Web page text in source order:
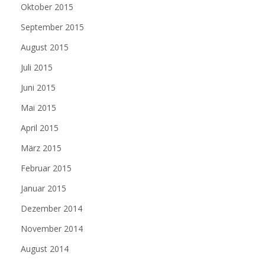
Oktober 2015
September 2015
August 2015
Juli 2015
Juni 2015
Mai 2015
April 2015
März 2015
Februar 2015
Januar 2015
Dezember 2014
November 2014
August 2014